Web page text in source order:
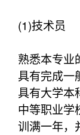
(1)技术员
熟悉本专业
具有完成一
具有大学本
中等职业学
训满一年，